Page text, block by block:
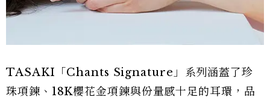
TASAKI「Chants Signature」系列涵蓋了珍
珠項鍊、18K櫻花金項鍊與份量感十足的耳環，品